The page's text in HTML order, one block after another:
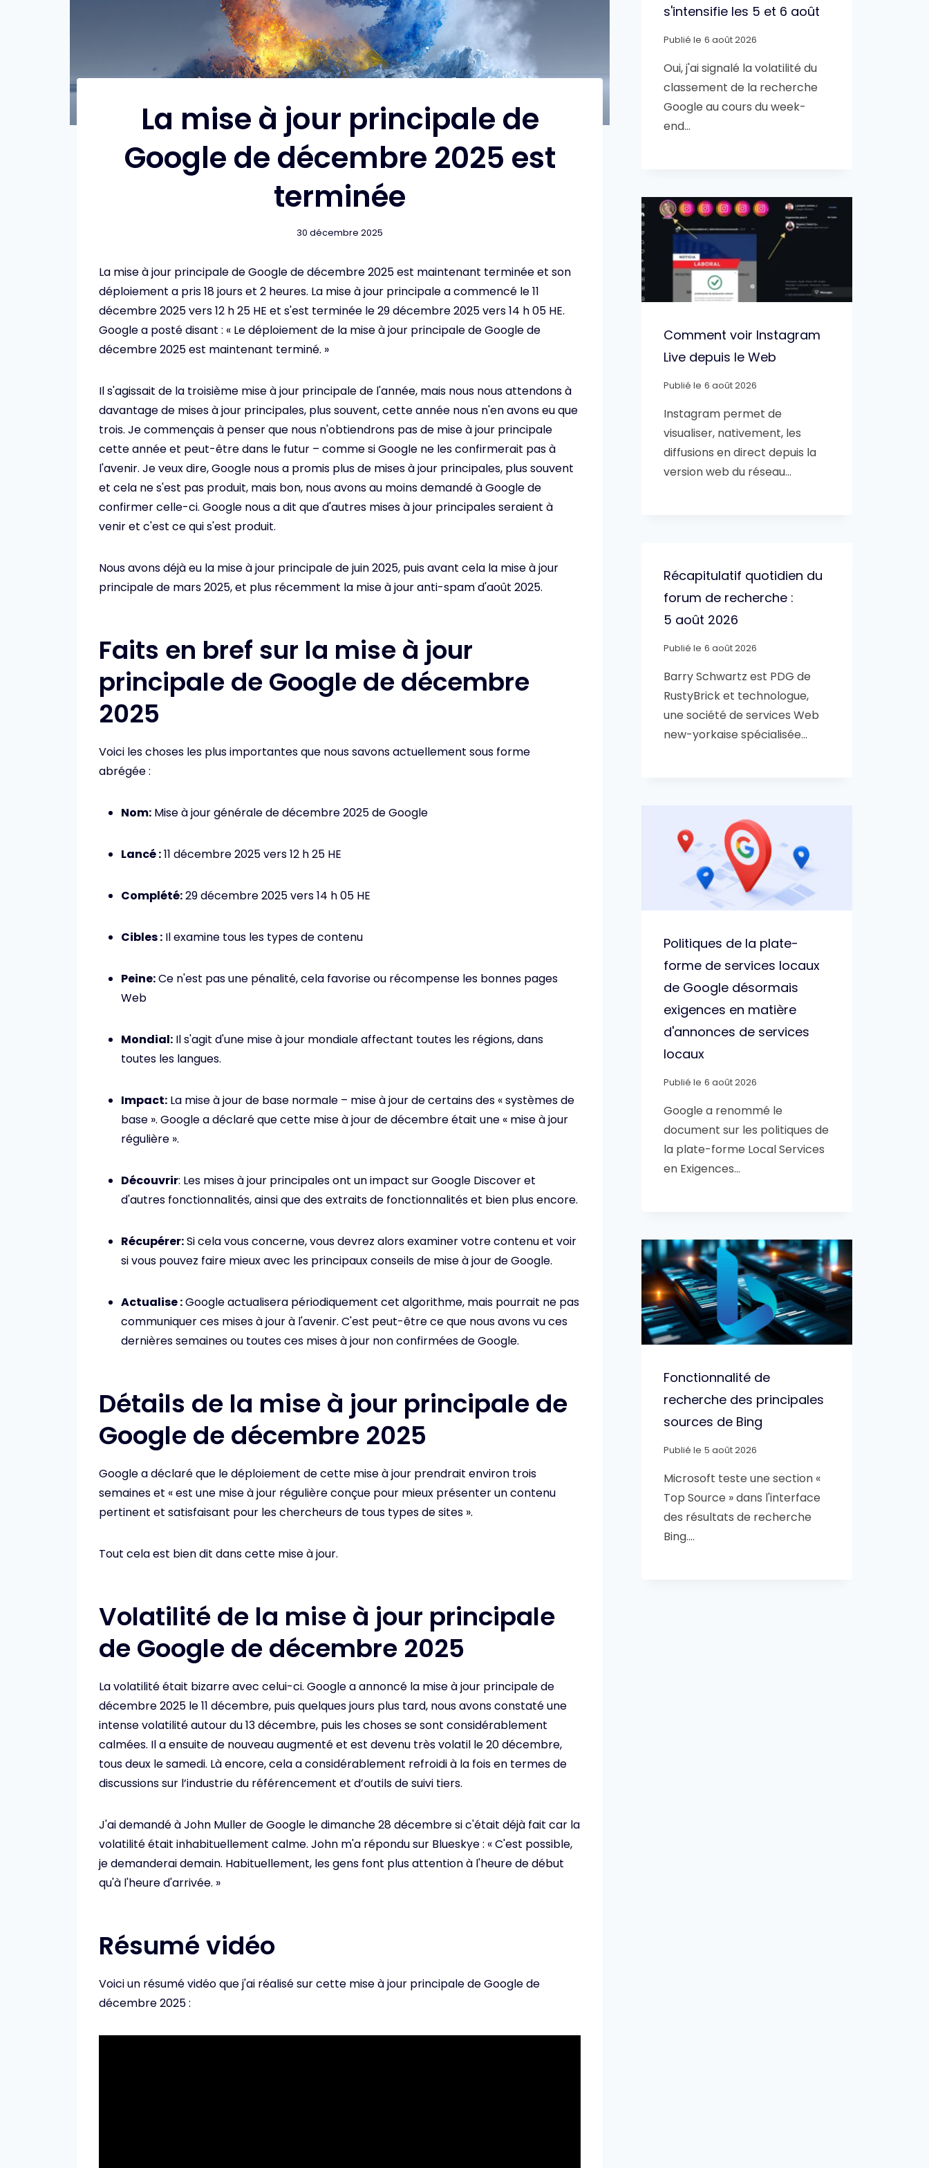
La mise à jour principale de
Google de décembre 2025 est
terminée
30 décembre 2025
La mise à jour principale de Google de décembre 2025 est maintenant terminée et son
déploiement a pris 18 jours et 2 heures. La mise à jour principale a commencé le 11
décembre 2025 vers 12 h 25 HE et s'est terminée le 29 décembre 2025 vers 14 h 05 HE.
Google a posté disant : « Le déploiement de la mise à jour principale de Google de
décembre 2025 est maintenant terminé. »
Il s'agissait de la troisième mise à jour principale de l'année, mais nous nous attendons à
davantage de mises à jour principales, plus souvent, cette année nous n'en avons eu que
trois. Je commençais à penser que nous n'obtiendrons pas de mise à jour principale
cette année et peut-être dans le futur – comme si Google ne les confirmerait pas à
l'avenir. Je veux dire, Google nous a promis plus de mises à jour principales, plus souvent
et cela ne s'est pas produit, mais bon, nous avons au moins demandé à Google de
confirmer celle-ci. Google nous a dit que d'autres mises à jour principales seraient à
venir et c'est ce qui s'est produit.
Nous avons déjà eu la mise à jour principale de juin 2025, puis avant cela la mise à jour
principale de mars 2025, et plus récemment la mise à jour anti-spam d'août 2025.
Faits en bref sur la mise à jour
principale de Google de décembre
2025
Voici les choses les plus importantes que nous savons actuellement sous forme
abrégée :
Nom: Mise à jour générale de décembre 2025 de Google
Lancé :11 décembre 2025 vers 12 h 25 HE
Complété:29 décembre 2025 vers 14 h 05 HE
Cibles : Il examine tous les types de contenu
Peine:Ce n'est pas une pénalité, cela favorise ou récompense les bonnes pages
Web
Mondial: Il s'agit d'une mise à jour mondiale affectant toutes les régions, dans
toutes les langues.
Impact: La mise à jour de base normale – mise à jour de certains des « systèmes de
base ». Google a déclaré que cette mise à jour de décembre était une « mise à jour
régulière ».
Découvrir: Les mises à jour principales ont un impact sur Google Discover et
d'autres fonctionnalités, ainsi que des extraits de fonctionnalités et bien plus encore.
Récupérer:Si cela vous concerne, vous devrez alors examiner votre contenu et voir
si vous pouvez faire mieux avec les principaux conseils de mise à jour de Google.
Actualise :Google actualisera périodiquement cet algorithme, mais pourrait ne pas
communiquer ces mises à jour à l'avenir. C'est peut-être ce que nous avons vu ces
dernières semaines ou toutes ces mises à jour non confirmées de Google.
Détails de la mise à jour principale de
Google de décembre 2025
Google a déclaré que le déploiement de cette mise à jour prendrait environ trois
semaines et « est une mise à jour régulière conçue pour mieux présenter un contenu
pertinent et satisfaisant pour les chercheurs de tous types de sites ».
Tout cela est bien dit dans cette mise à jour.
Volatilité de la mise à jour principale
de Google de décembre 2025
La volatilité était bizarre avec celui-ci. Google a annoncé la mise à jour principale de
décembre 2025 le 11 décembre, puis quelques jours plus tard, nous avons constaté une
intense volatilité autour du 13 décembre, puis les choses se sont considérablement
calmées. Il a ensuite de nouveau augmenté et est devenu très volatil le 20 décembre,
tous deux le samedi. Là encore, cela a considérablement refroidi à la fois en termes de
discussions sur l’industrie du référencement et d’outils de suivi tiers.
J'ai demandé à John Muller de Google le dimanche 28 décembre si c'était déjà fait car la
volatilité était inhabituellement calme. John m'a répondu sur Blueskye : « C'est possible,
je demanderai demain. Habituellement, les gens font plus attention à l'heure de début
qu'à l'heure d'arrivée. »
Résumé vidéo
Voici un résumé vidéo que j'ai réalisé sur cette mise à jour principale de Google de
décembre 2025 :
s'intensifie les 5 et 6 août
Publié le 6 août 2026
Oui, j'ai signalé la volatilité du
classement de la recherche
Google au cours du week-
end…
Comment voir Instagram
Live depuis le Web
Publié le 6 août 2026
Instagram permet de
visualiser, nativement, les
diffusions en direct depuis la
version web du réseau…
Récapitulatif quotidien du
forum de recherche :
5 août 2026
Publié le 6 août 2026
Barry Schwartz est PDG de
RustyBrick et technologue,
une société de services Web
new-yorkaise spécialisée…
Politiques de la plate-
forme de services locaux
de Google désormais
exigences en matière
d'annonces de services
locaux
Publié le 6 août 2026
Google a renommé le
document sur les politiques de
la plate-forme Local Services
en Exigences…
Fonctionnalité de
recherche des principales
sources de Bing
Publié le 5 août 2026
Microsoft teste une section «
Top Source » dans l'interface
des résultats de recherche
Bing….